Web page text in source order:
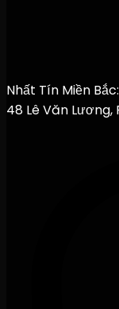
Nhất Tín Miền
48 Lê Văn Lương,